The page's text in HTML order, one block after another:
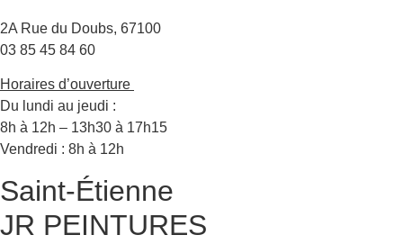
2A Rue du Doubs, 67100
03 85 45 84 60
Horaires d’ouverture
Du lundi au jeudi :
8h à 12h – 13h30 à 17h15
Vendredi : 8h à 12h
Saint-Étienne
JR PEINTURES